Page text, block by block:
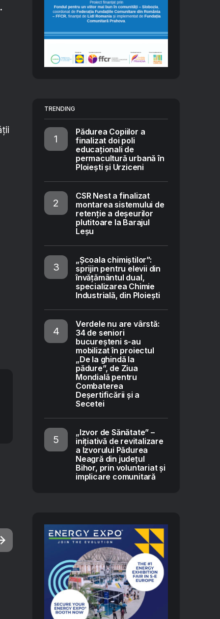
TRENDING
Pădurea Copiilor a
finalizat doi poli
educaționali de
permacultură urbană în
Ploiești și Urziceni
CSR Nest a finalizat
montarea sistemului de
retenție a deșeurilor
plutitoare la Barajul
Leșu
„Școala chimiștilor”:
sprijin pentru elevii din
învățământul dual,
specializarea Chimie
Industrială, din Ploiești
Verdele nu are vârstă:
34 de seniori
bucureșteni s-au
mobilizat în proiectul
„De la ghindă la
pădure”, de Ziua
Mondială pentru
Combaterea
Deșertificării și a
Secetei
„Izvor de Sănătate” –
inițiativă de revitalizare
a Izvorului Pădurea
Neagră din județul
Bihor, prin voluntariat și
implicare comunitară